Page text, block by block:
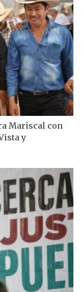
Mariscal con
y